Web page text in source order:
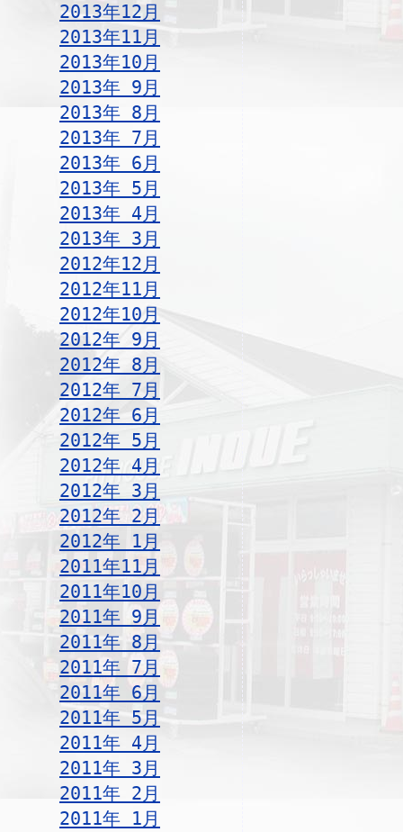
2013年12月
2013年11月
2013年10月
2013年 9月
2013年 8月
2013年 7月
2013年 6月
2013年 5月
2013年 4月
2013年 3月
2012年12月
2012年11月
2012年10月
2012年 9月
2012年 8月
2012年 7月
2012年 6月
2012年 5月
2012年 4月
2012年 3月
2012年 2月
2012年 1月
2011年11月
2011年10月
2011年 9月
2011年 8月
2011年 7月
2011年 6月
2011年 5月
2011年 4月
2011年 3月
2011年 2月
2011年 1月